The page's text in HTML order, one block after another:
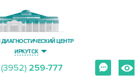
ДИАГНОСТИЧЕСКИЙ ЦЕНТР
ИРКУТСК
259-777